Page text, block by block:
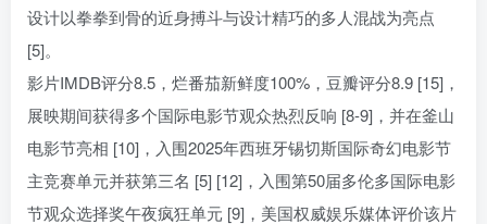
设计以拳拳到骨的近身搏斗与设计精巧的多人混战为亮点
[5]。
影片IMDB评分8.5，烂番茄新鲜度100%，豆瓣评分8.9 [15]，
展映期间获得多个国际电影节观众热烈反响 [8-9]，并在釜山
电影节亮相 [10]，入围2025年西班牙锡切斯国际奇幻电影节
主竞赛单元并获第三名 [5] [12]，入围第50届多伦多国际电影
节观众选择奖午夜疯狂单元 [9]，美国权威娱乐媒体评价该片